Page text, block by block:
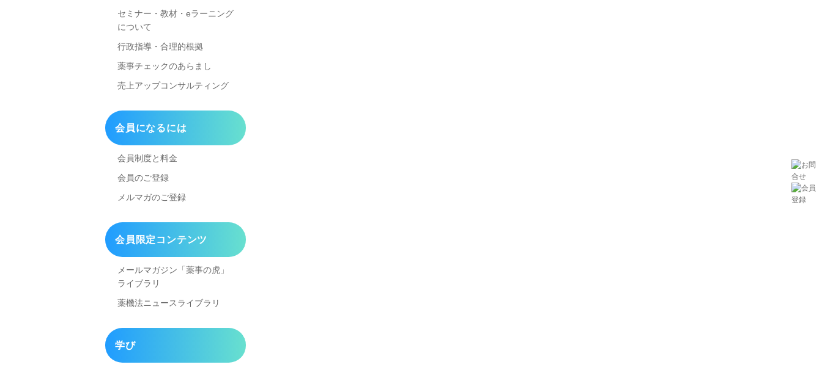
セミナー・教材・eラーニング
について
行政指導・合理的根拠
薬事チェックのあらまし
売上アップコンサルティング
会員になるには
会員制度と料金
会員のご登録
メルマガのご登録
会員限定コンテンツ
メールマガジン「薬事の虎」
ライブラリ
薬機法ニュースライブラリ
学び